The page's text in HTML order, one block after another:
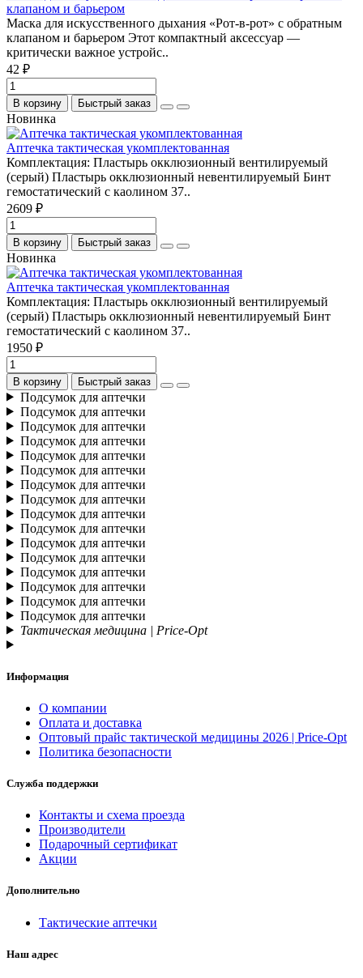
клапаном и барьером
Маска для искусственного дыхания «Рот-в-рот» с обратным
клапаном и барьером Этот компактный аксессуар —
критически важное устройс..
42 ₽
В корзину Быстрый заказ
Новинка
Аптечка тактическая укомплектованная
Комплектация: Пластырь окклюзионный вентилируемый
(серый) Пластырь окклюзионный невентилируемый Бинт
гемостатический с каолином 37..
2609 ₽
В корзину Быстрый заказ
Новинка
Аптечка тактическая укомплектованная
Комплектация: Пластырь окклюзионный вентилируемый
(серый) Пластырь окклюзионный невентилируемый Бинт
гемостатический с каолином 37..
1950 ₽
В корзину Быстрый заказ
Подсумок для аптечки
Подсумок для аптечки
Подсумок для аптечки
Подсумок для аптечки
Подсумок для аптечки
Подсумок для аптечки
Подсумок для аптечки
Подсумок для аптечки
Подсумок для аптечки
Подсумок для аптечки
Подсумок для аптечки
Подсумок для аптечки
Подсумок для аптечки
Подсумок для аптечки
Подсумок для аптечки
Подсумок для аптечки
Тактическая медицина | Price-Opt
Информация
О компании
Оплата и доставка
Оптовый прайс тактической медицины 2026 | Price-Opt
Политика безопасности
Служба поддержки
Контакты и схема проезда
Производители
Подарочный сертификат
Акции
Дополнительно
Тактические аптечки
Наш адрес